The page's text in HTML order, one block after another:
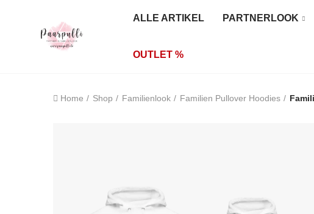
ALLE ARTIKEL PARTNERLOOK
OUTLET %
Home Shop Familienlook Familien Pullover Hoodies